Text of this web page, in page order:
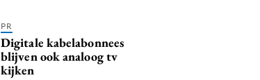
PR
Digitale kabelabonnees
blijven ook analoog tv
kijken